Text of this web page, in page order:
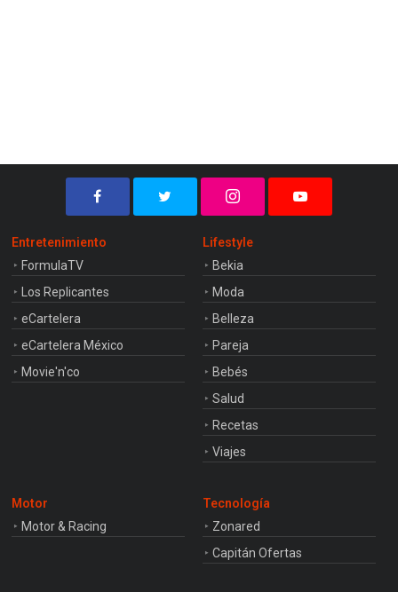
Entretenimiento
FormulaTV
Los Replicantes
eCartelera
eCartelera México
Movie'n'co
Lifestyle
Bekia
Moda
Belleza
Pareja
Bebés
Salud
Recetas
Viajes
Motor
Motor & Racing
Tecnología
Zonared
Capitán Ofertas